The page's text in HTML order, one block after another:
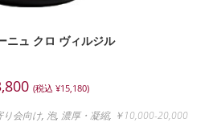
ニュ クロ ヴィルジル
(税込 ¥15,180)
り会向け, 泡, 濃厚・凝縮, ￥10,000-20,000